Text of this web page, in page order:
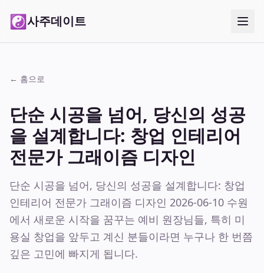
☯사주데이트
← 홈으로
단순 시공을 넘어, 당신의 성공
을 설계합니다: 창업 인테리어
전문가 그래이즘 디자인
단순 시공을 넘어, 당신의 성공을 설계합니다: 창업
인테리어 전문가 그래이즘 디자인 2026-06-10 수원
에서 새로운 시작을 꿈꾸는 예비 원장님들, 특히 미
용실 창업을 앞두고 계신 분들이라면 누구나 한 번쯤
깊은 고민에 빠지게 됩니다.